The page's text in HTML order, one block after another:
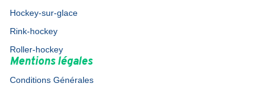
Hockey-sur-glace
Rink-hockey
Roller-hockey
Mentions légales
Conditions Générales